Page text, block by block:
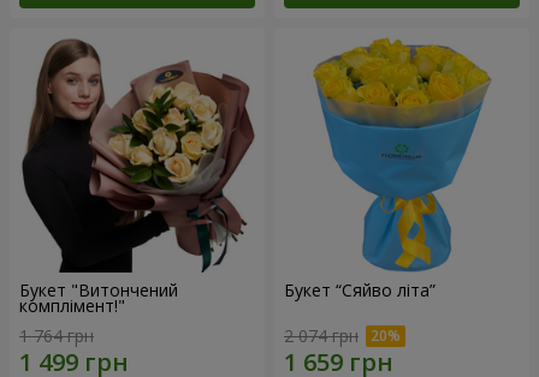
Букет "Витончений
комплімент!"
1 764 грн
Букет “Сяйво літа”
2 074 грн